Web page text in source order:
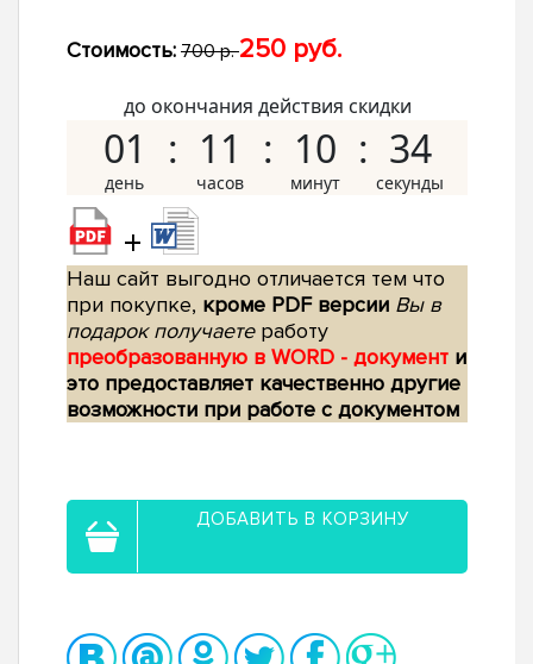
Стоимость: 700 р.250 руб.
до окончания действия скидки
01 11 10 33
+
Наш сайт выгодно отличается тем что
при покупке, кроме PDF версии Вы в
подарок получаетеработу
преобразованную в WORD - документ и
это предоставляет качественно другие
возможности при работе с документом
ДОБАВИТЬ В КОРЗИНУ